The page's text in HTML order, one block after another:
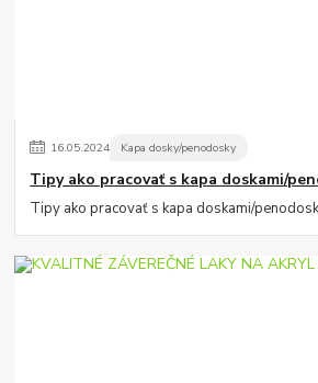
16.05.2024 Kapa dosky/penodosky
Tipy ako pracovať s kapa doskami/
Tipy ako pracovať s kapa doskami/